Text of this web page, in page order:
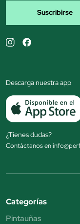
Suscribirse
Descarga nuestra app
¿Tienes dudas?
Contáctanos en
Categorías
Pintauñas